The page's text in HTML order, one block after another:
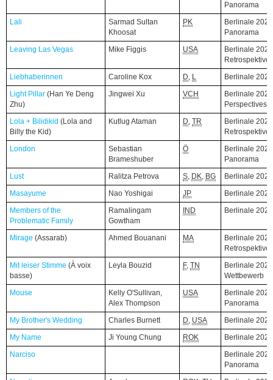
Panorama
Lali
Sarmad Sultan
Khoosat
PK
Berlinale
Panorama
Leaving Las Vegas
Mike Figgis USA
Berlinale
Retrospektive
Liebhaberinnen
Caroline Kox D, L
Berlinale
Light Pillar (Han Ye Deng
Zhu)
Jingwei Xu VCH
Berlinale
Perspectives
Lola + Bilidikid (Lola and
Billy the Kid)
Kutlug Ataman D, TR
Berlinale
Retrospektive
London
Sebastian
Brameshuber
Ö
Berlinale
Panorama
Lust
Ralitza Petrova S, DK, BG
Berlinale
Masayume
Nao Yoshigai JP
Berlinale
Members of the
Problematic Family
Ramalingam
Gowtham
IND Berlinale
Mirage (Assarab) Ahmed Bouanani MA
Berlinale
Retrospektive
Mit leiser Stimme (À voix
basse)
Leyla Bouzid F, TN
Berlinale
Wettbewerb
Mouse
Kelly O'Sullivan,
Alex Thompson
USA
Berlinale
Panorama
My Brother's Wedding
Charles Burnett D, USA
Berlinale
My Name
Ji Young Chung ROK
Berlinale
Narciso
Berlinale
Panorama
Lali
Leaving Las Vegas
Liebhaberinnen
Light Pillar (Han Ye Deng
Zhu)
Lola + Bilidikid (Lola and
Billy the Kid)
London
Lust
Masayume
Members of the
Problematic Family
Mirage (Assarab)
Mit leiser Stimme (À voix
basse)
Mouse
My Brother's Wedding
My Name
Narciso